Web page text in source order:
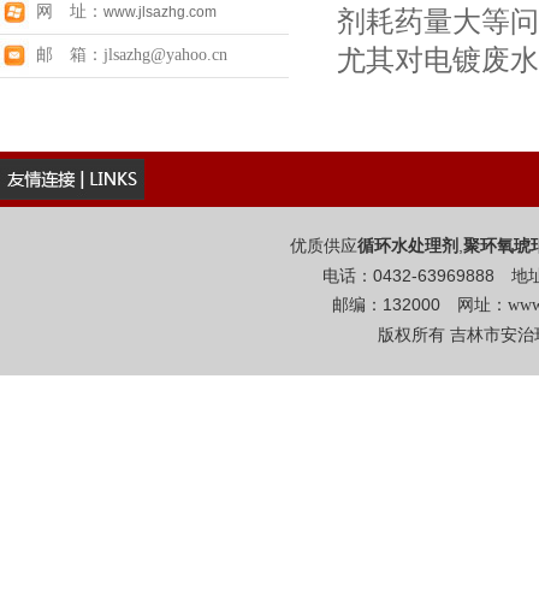
网 址： www.jlsazhg.com
邮 箱：jlsazhg@yahoo.cn
剂耗药量大等
尤其对电镀废
优质供应循环水处理剂 ,聚环氧琥
电话：0432-63969888 地
邮编：132000 网址：
版权所有 吉林市安